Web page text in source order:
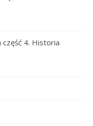
4. Historia